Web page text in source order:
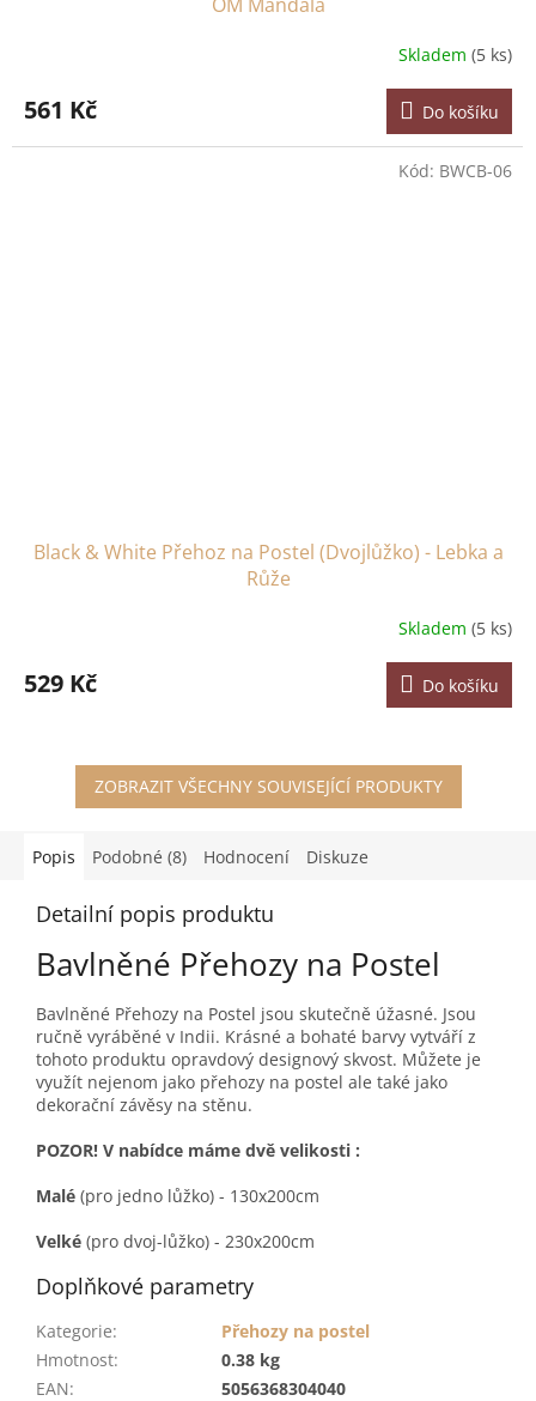
OM Mandala
Skladem (5 ks)
561 Kč Do košíku
Black & White Přehoz na Postel (Dvojlůžko) - Lebka a
Růže
Skladem (5 ks)
529 Kč Do košíku
Kód: BWCB-06
ZOBRAZIT VŠECHNY SOUVISEJÍCÍ PRODUKTY
Popis Podobné (8) Hodnocení Diskuze
Detailní popis produktu
Bavlněné Přehozy na Postel
Bavlněné Přehozy na Postel jsou skutečně úžasné. Jsou
ručně vyráběné v Indii. Krásné a bohaté barvy vytváří z
tohoto produktu opravdový designový skvost. Můžete je
využít nejenom jako přehozy na postel ale také jako
dekorační závěsy na stěnu.
POZOR! V nabídce máme dvě velikosti :
Malé (pro jedno lůžko) - 130x200cm
Velké (pro dvoj-lůžko) - 230x200cm
Doplňkové parametry
Kategorie:
Přehozy na postel
Hmotnost:
0.38 kg
EAN:
5056368304040